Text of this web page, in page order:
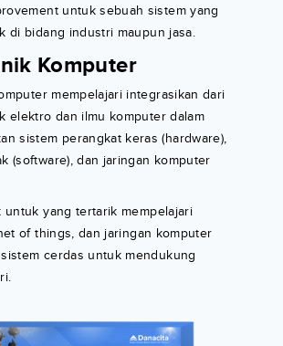
untuk sebuah sistem yang
di bidang industri maupun jasa.
Komputer
mempelajari integrasikan dari
elektro dan ilmu komputer dalam
sistem perangkat keras (hardware),
(software), dan jaringan komputer
untuk yang tertarik mempelajari
of things, dan jaringan komputer
cerdas untuk mendukung